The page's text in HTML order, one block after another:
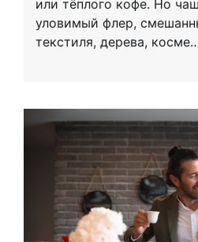
или тёплого кофе. Но
уловимый флер,
текстиля, дерева,